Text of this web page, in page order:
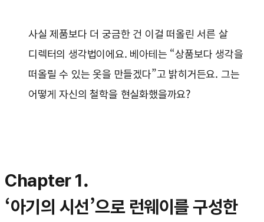
사실 제품보다 더 궁금한 건 이걸 떠올린 서른 살
디렉터의 생각법이에요. 베아테는 “상품보다 생각을
떠올릴 수 있는 옷을 만들겠다”고 밝히거든요. 그는
어떻게 자신의 철학을 현실화했을까요?
Chapter 1.
‘아기의 시선’으로 런웨이를 구성한